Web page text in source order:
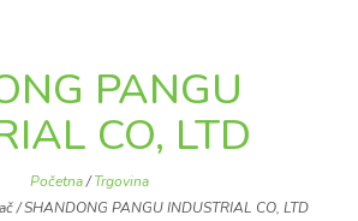
PANGU
CO, LTD
Početna/Trgovina
/ SHANDONG PANGU INDUSTRIAL CO, LTD